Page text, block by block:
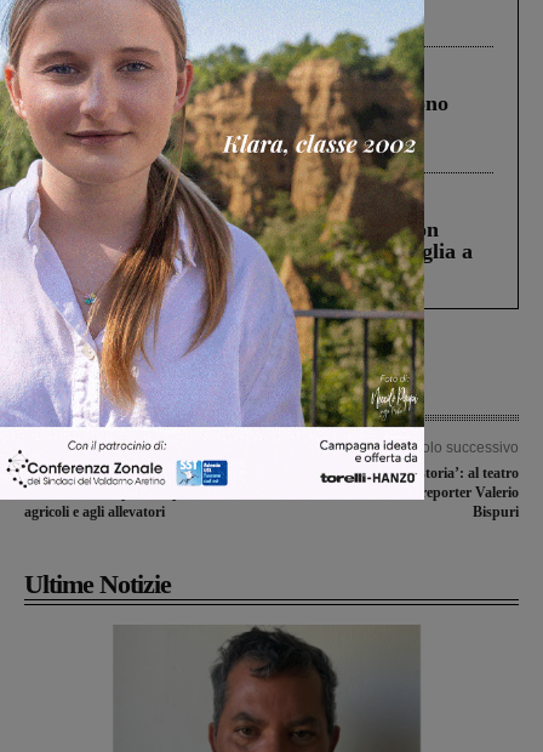
ringraziamento al Governo”
Cronaca 4 Agosto 2026
Un anno fa la strage in A1 in cui morirono
Gianni, Giulia e Franco. Lo schianto, il
processo, lo stop ai sorpassi fra tir....
Cronaca 3 Agosto 2026
Scomparso da una struttura di Castiglion
Fiorentino l’uomo che aveva ucciso la figlia a
Levane nel 2020
Articolo precedente
Torna l’antica Fiera del Bestiame, nel
fine settimana spazio ai produttori
agricoli e agli allevatori
Articolo successivo
‘Dentro una storia’: al teatro
comunale il fotoreporter Valerio
Bispuri
Ultime Notizie